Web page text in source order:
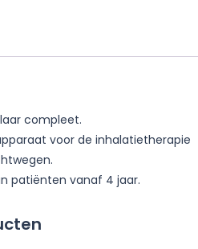
compleet.
voor de inhalatietherapie
patiënten vanaf 4 jaar.